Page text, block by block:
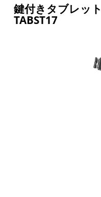
鍵付きタブレッ
TABST17